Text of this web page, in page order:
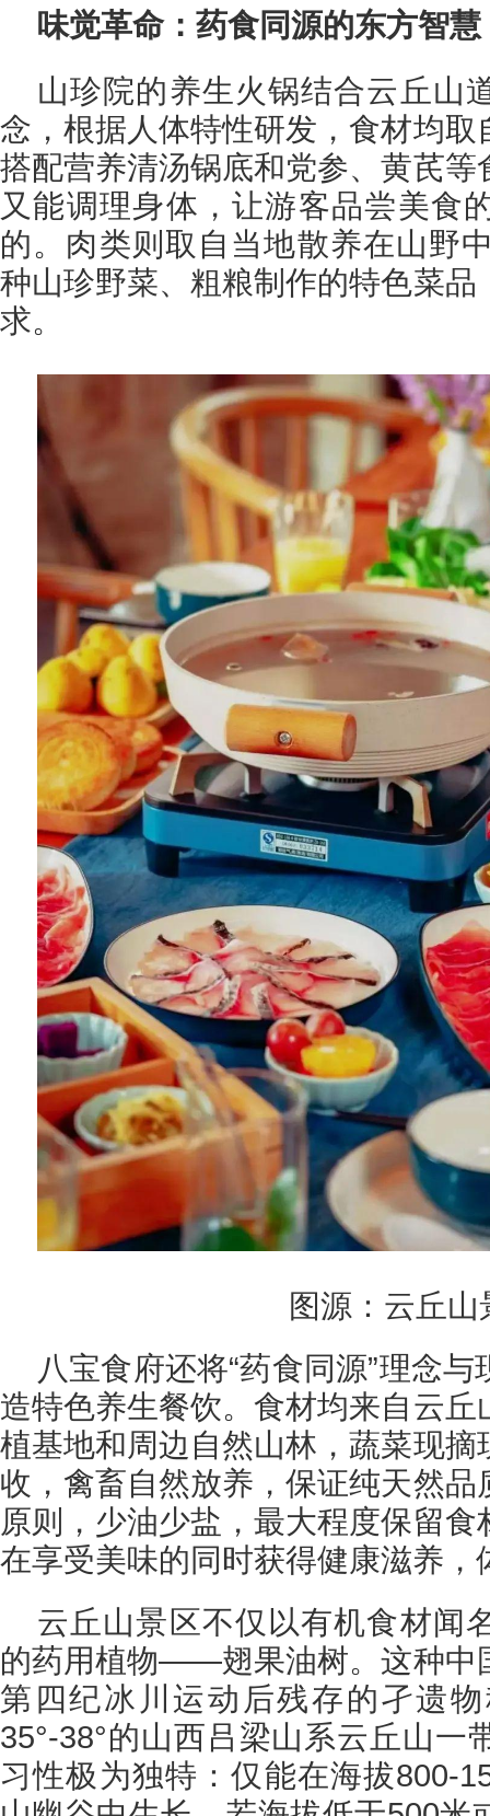
味觉革命：药食同源的东方智慧
山珍院的养生火锅结合云丘山
念，根据人体特性研发，食材均
搭配营养清汤锅底和党参、黄芪
又能调理身体，让游客品尝美食
的。肉类则取自当地散养在山野
种山珍野菜、粗粮制作的特色菜
求。
图源：云丘山
八宝食府还将“药食同源”理念
造特色养生餐饮。食材均来自云
植基地和周边自然山林，蔬菜现
收，禽畜自然放养，保证纯天然
原则，少油少盐，最大程度保留
在享受美味的同时获得健康滋养，
云丘山景区不仅以有机食材闻
的药用植物——翅果油树。这种中
第四纪冰川运动后残存的孑遗
35°-38°的山西吕梁山系云丘山一
习性极为独特：仅能在海拔800-